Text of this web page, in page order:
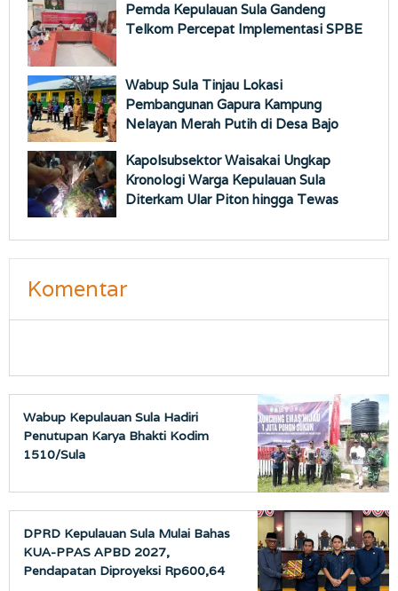
Pemda Kepulauan Sula Gandeng
Telkom Percepat Implementasi SPBE
Wabup Sula Tinjau Lokasi
Pembangunan Gapura Kampung
Nelayan Merah Putih di Desa Bajo
Kapolsubsektor Waisakai Ungkap
Kronologi Warga Kepulauan Sula
Diterkam Ular Piton hingga Tewas
Komentar
Wabup Kepulauan Sula Hadiri
Penutupan Karya Bhakti Kodim
1510/Sula
DPRD Kepulauan Sula Mulai Bahas
KUA-PPAS APBD 2027,
Pendapatan Diproyeksi Rp600,64